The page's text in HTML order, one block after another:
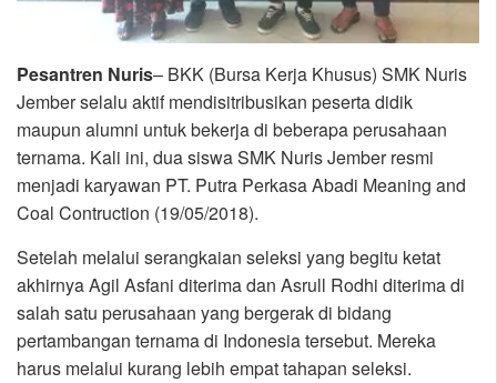
Pesantren Nuris– BKK (Bursa Kerja Khusus) SMK Nuris
Jember selalu aktif mendisitribusikan peserta didik
maupun alumni untuk bekerja di beberapa perusahaan
ternama. Kali ini, dua siswa SMK Nuris Jember resmi
menjadi karyawan PT. Putra Perkasa Abadi Meaning and
Coal Contruction (19/05/2018).
Setelah melalui serangkaian seleksi yang begitu ketat
akhirnya Agil Asfani diterima dan Asrull Rodhi diterima di
salah satu perusahaan yang bergerak di bidang
pertambangan ternama di Indonesia tersebut. Mereka
harus melalui kurang lebih empat tahapan seleksi.